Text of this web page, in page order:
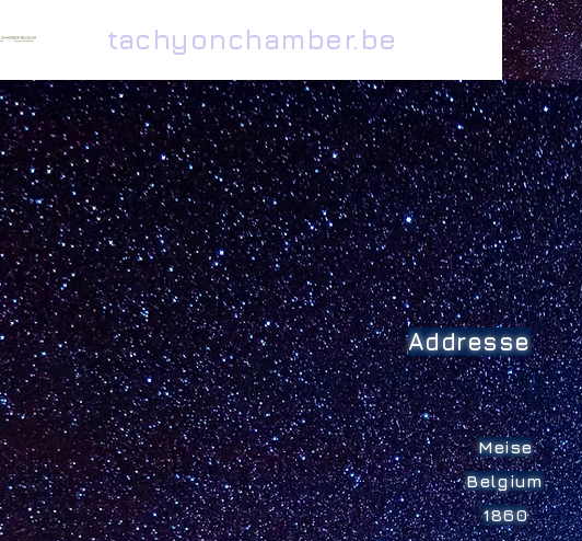
tachyonchamber.be
Addresse
Meise
Belgium
1860